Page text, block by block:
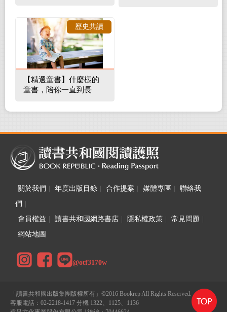
【精選童書】什麼樣的
童書，陪你一直到長
歷史共讀
關於我們 年度出版目錄 合作提案 媒體專區
聯絡我
們
會員權益
讀書共和國網路書店 隱私權政策 常見問題
網站地圖
@otf3170w
「讀書共和國出版集團版權所有」©2016 Bookrep All Rights Reserved.
客服電話：02-2218-1417 分機 1322、1125、1136